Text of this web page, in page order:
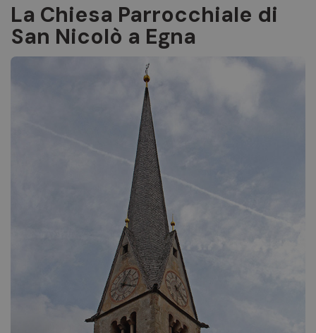
La Chiesa Parrocchiale di
San Nicolò a Egna